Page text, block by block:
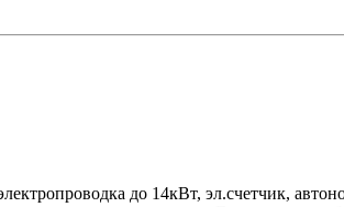
до 14кВт, эл.счетчик,